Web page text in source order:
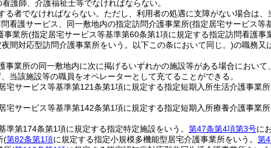
護師、介護福祉士等でなければならない。
者でなければならない。 ただし、利用者の処遇に支障がない場合は
看護サービス、同一敷地内の指定訪問介護事業所(指定居宅サービス等
事業所(指定居宅サービス等基準第60条第1項に規定する指定訪問看護事
間対応型訪問介護事業所をいう。以下この条において同じ。)の職務又
事業所の同一敷地内に次に掲げるいずれかの施設等がある場合におい
当該施設等の職員をオペレーターとして充てることができる。
宅サービス等基準第121条第1項に規定する指定短期入所生活介護事業所
宅サービス等基準第142条第1項に規定する指定短期入所療養介護事業所
準第174条第1項に規定する指定特定施設をいう。 第47条第4項第3号に
(第82条第1項に規定する指定小規模多機能型居宅介護事業所をいう。 第